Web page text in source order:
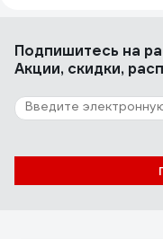
Подпишитесь на
Акции, скидки,